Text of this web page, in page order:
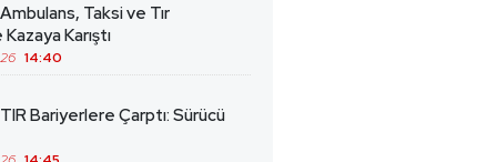
Taksi ve Tır
Karıştı
14:40
Bariyerlere Çarptı: Sürücü